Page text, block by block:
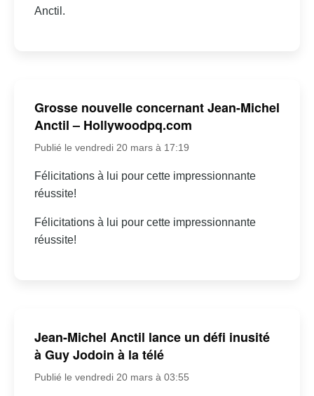
Anctil.
Grosse nouvelle concernant Jean-Michel
Anctil – Hollywoodpq.com
Publié le vendredi 20 mars à 17:19
Félicitations à lui pour cette impressionnante
réussite!
Félicitations à lui pour cette impressionnante
réussite!
Jean-Michel Anctil lance un défi inusité
à Guy Jodoin à la télé
Publié le vendredi 20 mars à 03:55